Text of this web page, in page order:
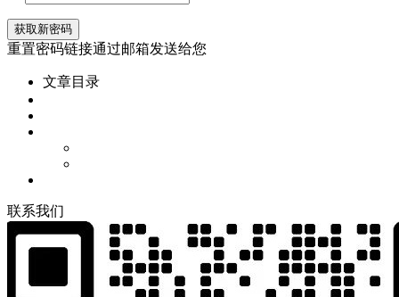
重置密码链接通过邮箱发送给您
文章目录
联系我们